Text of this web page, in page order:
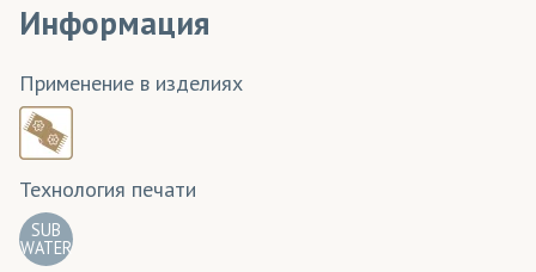
Информация
Применение в изделиях
Технология печати
SUB
WATER